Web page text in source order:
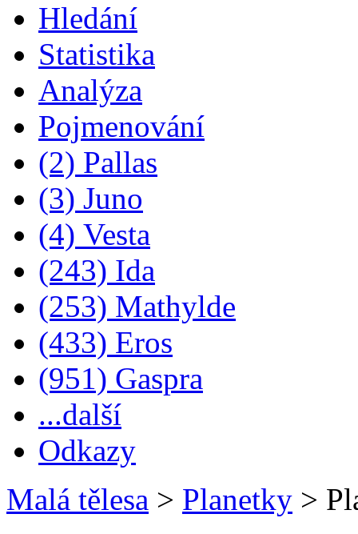
Hledání
Statistika
Analýza
Pojmenování
(2) Pallas
(3) Juno
(4) Vesta
(243) Ida
(253) Mathylde
(433) Eros
(951) Gaspra
...další
Odkazy
Malá tělesa > Planetky >